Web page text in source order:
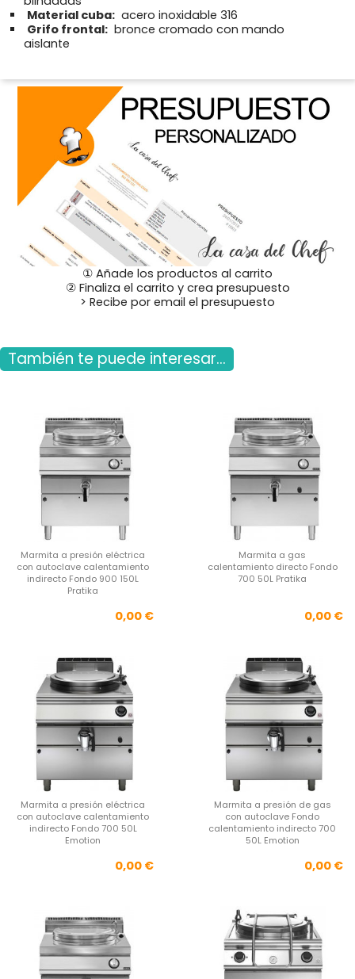
Material cuba: acero inoxidable 316
Grifo frontal: bronce cromado con mando
aislante
① Añade los productos al carrito
② Finaliza el carrito y crea presupuesto
> Recibe por email el presupuesto
También te puede interesar...
Marmita a presión eléctrica
con autoclave calentamiento
indirecto Fondo 900 150L
Pratika
Precio
0,00 €
Marmita a gas
calentamiento directo Fondo
700 50L Pratika
0,00 €
Marmita a presión eléctrica
con autoclave calentamiento
indirecto Fondo 700 50L
Emotion
Precio
0,00 €
Marmita a presión de gas
con autoclave Fondo
calentamiento indirecto 700
50L Emotion
0,00 €